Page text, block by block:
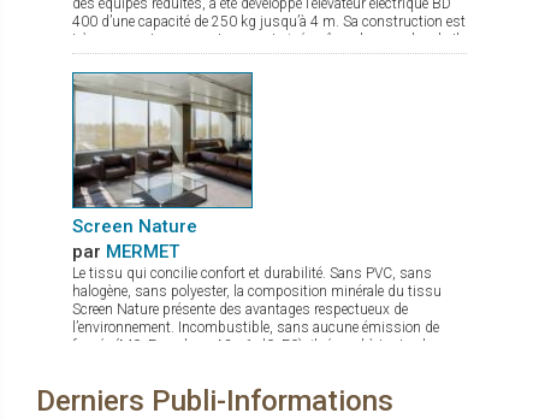
des équipes réduites, a été développé l’élévateur électrique BD
400 d’une capacité de 250 kg jusqu’à 4 m. Sa construction est
très compacte pour un transport aisé, même dans un break. Il
permet le montage au plus prêt possible du mur. La mise en
action sur chantier se fait en quelques secondes, et grâce à
son moteur électrique avec variateur de vitesse la pose du verre
est très précise. De nombreux accessoires sont disponibles
comme fourche de levage, potence avec crochet.
Screen Nature
par MERMET
Le tissu qui concilie confort et durabilité. Sans PVC, sans
halogène, sans polyester, la composition minérale du tissu
Screen Nature présente des avantages respectueux de
l’environnement. Incombustible, sans aucune émission de
fumée (M0, Euroclass A2-s1-d0, F0), il répond à toutes les
maîtrise de l’éblouissement confort thermique optimal stabilité
Derniers Publi-Informations